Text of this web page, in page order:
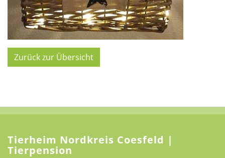
Zurück zur Übersicht
Tierheim Nordkreis Coesfeld |
Tierpension